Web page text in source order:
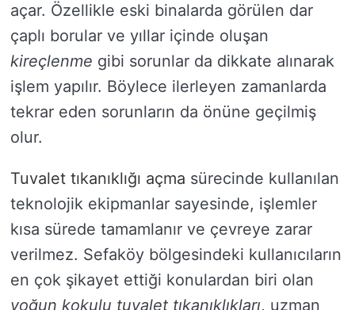
açar. Özellikle eski binalarda görülen dar
çaplı borular ve yıllar içinde oluşan
kireçlenme gibi sorunlar da dikkate alınarak
işlem yapılır. Böylece ilerleyen zamanlarda
tekrar eden sorunların da önüne geçilmiş
olur.
Tuvalet tıkanıklığı açma sürecinde kullanılan
teknolojik ekipmanlar sayesinde, işlemler
kısa sürede tamamlanır ve çevreye zarar
verilmez. Sefaköy bölgesindeki kullanıcıların
en çok şikayet ettiği konulardan biri olan
yoğun kokulu tuvalet tıkanıklıkları, uzman